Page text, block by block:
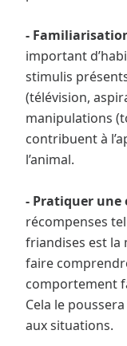
-
important
stimulis
(télévision,
manipulations
contribuent à
l’animal.
- Pratiquer
récompenses
friandises est la
faire
comportement
Cela le
aux situations.